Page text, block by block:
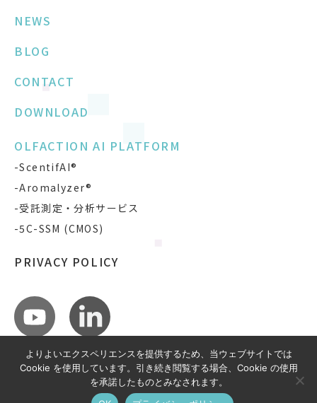
NEWS
BLOG
CONTACT
DOWNLOAD
OLFACTION AI PLATFORM
-ScentifAI®
-Aromalyzer®
-受託測定・分析サービス
-5C-SSM (CMOS)
PRIVACY POLICY
COPYRIGHT © SCENTIFAI, INC.ALL RIGHTS RESERVED.
よりよいエクスペリエンスを提供するため、当ウェブサイトでは
Cookie を使用しています。引き続き閲覧する場合、Cookie の使用
を承諾したものとみなされます。